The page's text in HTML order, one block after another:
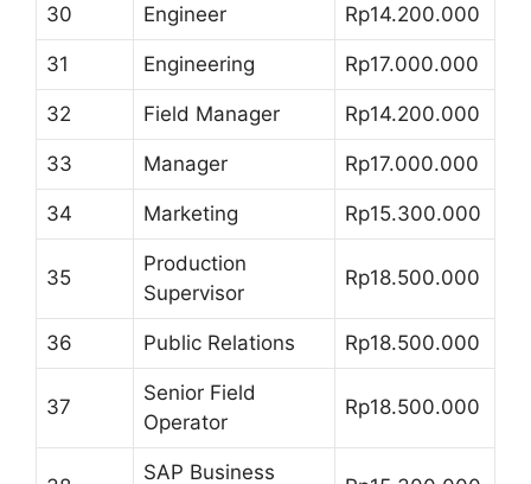
30 Engineer Rp14.200.000
31 Engineering Rp17.000.000
32 Field Manager Rp14.200.000
33 Manager Rp17.000.000
34 Marketing Rp15.300.000
35
Production
Supervisor
Rp18.500.000
36 Public Relations Rp18.500.000
37
Senior Field
Operator
Rp18.500.000
SAP Business